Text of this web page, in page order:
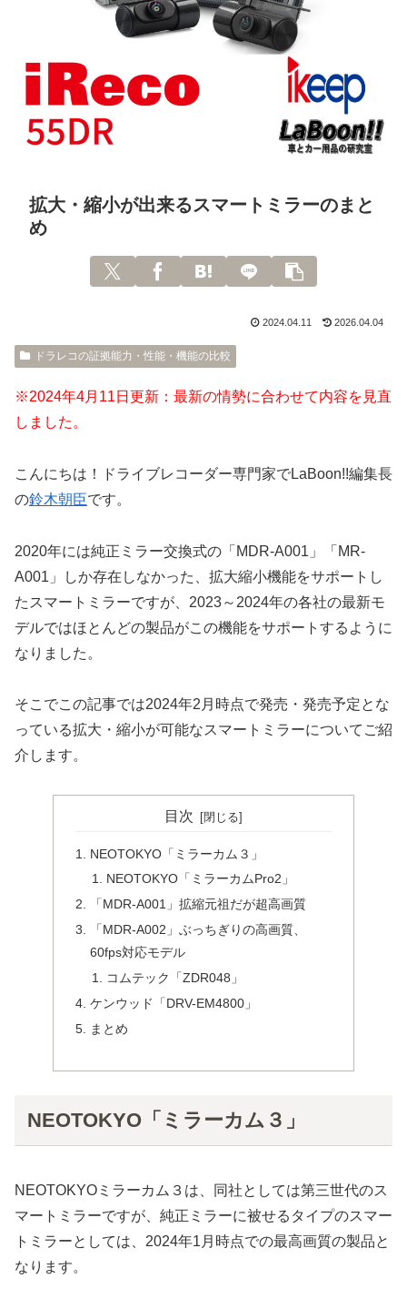
拡大・縮小が出来るスマートミラーのまと
め
2024.04.11 2026.04.04
ドラレコの証拠能力・性能・機能の比較
※2024年4月11日更新：最新の情勢に合わせて内容を見直
しました。
こんにちは！ドライブレコーダー専門家でLaBoon!!編集長
の鈴木朝臣です。
2020年には純正ミラー交換式の「MDR-A001」「MR-
A001」しか存在しなかった、拡大縮小機能をサポートし
たスマートミラーですが、2023～2024年の各社の最新モ
デルではほとんどの製品がこの機能をサポートするように
なりました。
そこでこの記事では2024年2月時点で発売・発売予定とな
っている拡大・縮小が可能なスマートミラーについてご紹
介します。
目次
NEOTOKYO「ミラーカム３」
NEOTOKYO「ミラーカムPro2」
「MDR-A001」拡縮元祖だが超高画質
「MDR-A002」ぶっちぎりの高画質、
60fps対応モデル
コムテック「ZDR048」
ケンウッド「DRV-EM4800」
まとめ
NEOTOKYO「ミラーカム３」
NEOTOKYOミラーカム３は、同社としては第三世代のス
マートミラーですが、純正ミラーに被せるタイプのスマー
トミラーとしては、2024年1月時点での最高画質の製品と
なります。